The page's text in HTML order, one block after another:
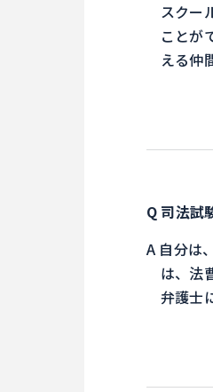
スクー
ことが
える仲
司法試
自分は
は、法
弁護士